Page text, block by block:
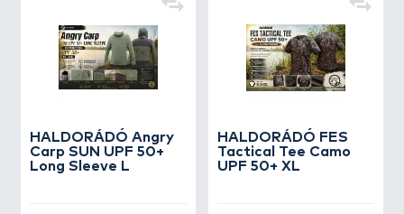
HALDORÁDÓ Angry
Carp SUN UPF 50+
Long Sleeve L
HALDORÁDÓ FES
Tactical Tee Camo
UPF 50+ XL